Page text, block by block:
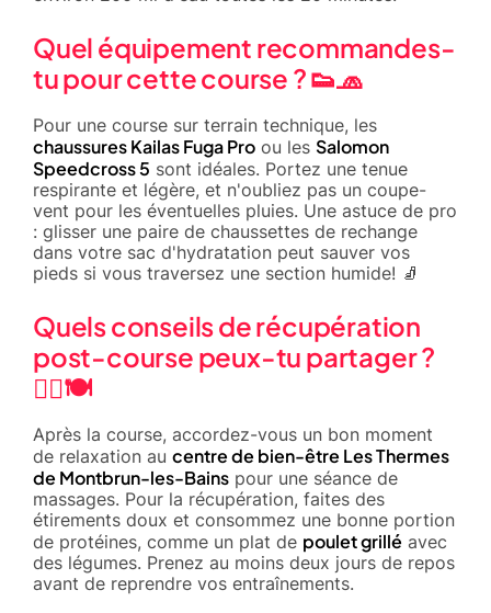
Quel équipement recommandes-
tu pour cette course ? 👟🧢
Pour une course sur terrain technique, les
chaussures Kailas Fuga Pro ou les Salomon
Speedcross 5 sont idéales. Portez une tenue
respirante et légère, et n'oubliez pas un coupe-
vent pour les éventuelles pluies. Une astuce de pro
: glisser une paire de chaussettes de rechange
dans votre sac d'hydratation peut sauver vos
pieds si vous traversez une section humide! 🧦
Quels conseils de récupération
post-course peux-tu partager ?
🧘‍♂️🍽️
Après la course, accordez-vous un bon moment
de relaxation au centre de bien-être Les Thermes
de Montbrun-les-Bains pour une séance de
massages. Pour la récupération, faites des
étirements doux et consommez une bonne portion
de protéines, comme un plat de poulet grillé avec
des légumes. Prenez au moins deux jours de repos
avant de reprendre vos entraînements.